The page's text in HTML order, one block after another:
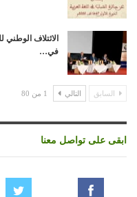
الائتلاف الوطني
في…
السابق التالي 1 من 80
ابقى على تواصل معنا